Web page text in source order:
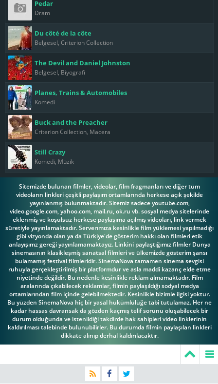
Pedar
Dram
Du côté de la côte
Belgesel, Criterion Collection
The Devil and Daniel Johnston
Belgesel, Biyografi
Planes, Trains & Automobiles
Komedi
Buck and the Preacher
Criterion Collection, Macera
Still Crazy
Komedi, Müzik
Sitemizde bulunan filmler, videolar, film fragmanları ve diğer tüm
videoların linkleri çeşitli paylaşım ortamlarında herkese açık şekilde
yayınlanmış bulunmaktadır. Sitemiz sadece youtube.com,
video.google.com, yahoo.com, mail.ru, ok.ru vb. sosyal medya sitelerinde
eklenmiş ve koşulsuz herkese paylaşıma açılmış videoları, link vermek
süretiyle yayınlamaktadır. Serverımıza kesinlikle film yüklemesi yapılmadığı
gibi vizyonda olan ya da Türkiye'de gösterim hakkı olan filmleri etik
anlayışımz gereği yayınlamamaktayız. Linkini paylaştığımız filmler Dünya
sinemasının klasikleşmiş sanatsal filmleri ve ülkemizde gösterim şansı
bulamamış festival filmleridir. SinemaNova tamamen sinema sevgisi
ruhuyla gerçekleştirilmiş bir platformdur ve asla maddi kazanç elde etme
niyetinde değildir. Bu nedenle kesinlikle reklam almamaktadır. Film
aralarında çıkabilecek reklamlar, filmin paylaşıldığı sodyal medya
ortamlarından film içinde gelebilmektedir. Kesinlikle bizimle ilgisi yoktur.
Bu yüzden SinemaNova hiç bir yasal hükümlülüğe tabi tutulamaz. Her ne
kadar hassas davransak da gözden kaçmış telif sorunu oluşabilecek bir
durum olduğunda ve istenildiği takdirde hak sahipleri video linklerinin
kaldırılması talebinde bulunubilirler. Bu durumda filmin paylaşılan linkleri
dikkate alınıp derhal kaldırılacaktır.